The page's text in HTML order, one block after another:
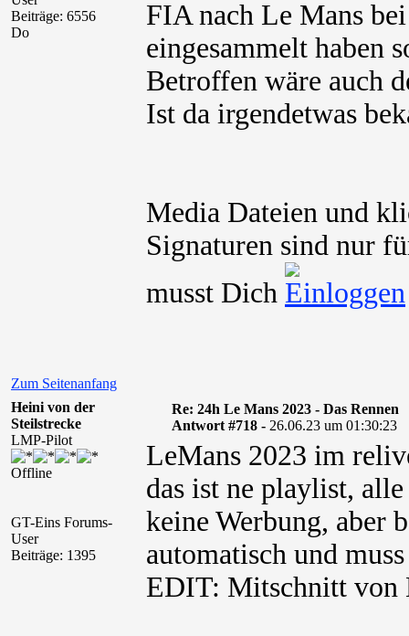
Beiträge: 6556
Do
FIA nach Le Mans
eingesammelt haben
Betroffen wäre auch
Ist da irgendetwas
Media Dateien und
Signaturen sind nur
musst Dich
Zum Seitenanfang
Heini von der
Steilstrecke
LMP-Pilot
Offline
GT-Eins Forums-
User
Beiträge: 1395
Re: 24h Le Mans 2023 - Das Rennen
Antwort #718 - 26.06.23 um 01:30:23
LeMans 2023 im
das ist ne playlist,
keine Werbung, aber
automatisch und
EDIT: Mitschnitt von